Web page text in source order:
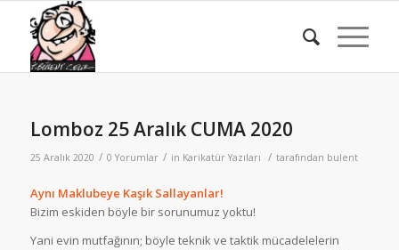
Lomboz 25 Aralık CUMA 2020
25 Aralık 2020 / 0 Yorumlar / in Karikatür Yazıları / tarafından bulent
Aynı Maklubeye Kaşık Sallayanlar!
Bizim eskiden böyle bir sorunumuz yoktu!
Yani evin mutfağının; böyle teknik ve taktik mücadelelerin